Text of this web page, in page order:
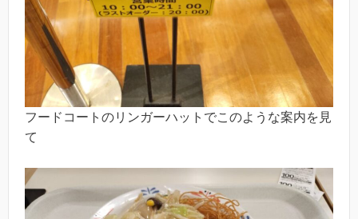
フードコートのリンガーハットでこのような案内を見
て